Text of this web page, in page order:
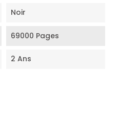
Noir
69000 Pages
2 Ans